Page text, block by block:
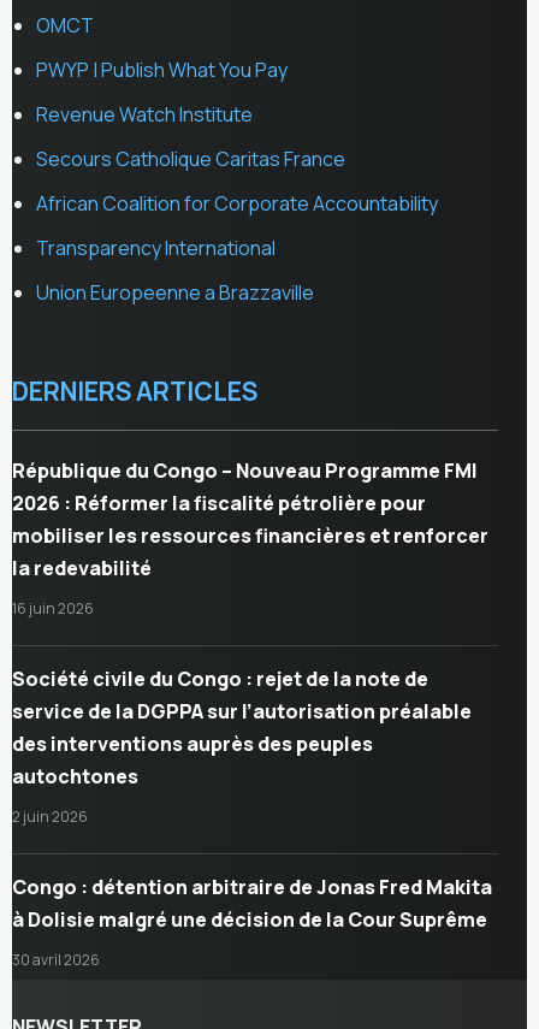
OMCT
PWYP | Publish What You Pay
Revenue Watch Institute
Secours Catholique Caritas France
African Coalition for Corporate Accountability
Transparency International
Union Europeenne a Brazzaville
DERNIERS ARTICLES
République du Congo – Nouveau Programme FMI
2026 : Réformer la fiscalité pétrolière pour
mobiliser les ressources financières et renforcer
la redevabilité
16 juin 2026
Société civile du Congo : rejet de la note de
service de la DGPPA sur l’autorisation préalable
des interventions auprès des peuples
autochtones
2 juin 2026
Congo : détention arbitraire de Jonas Fred Makita
à Dolisie malgré une décision de la Cour Suprême
30 avril 2026